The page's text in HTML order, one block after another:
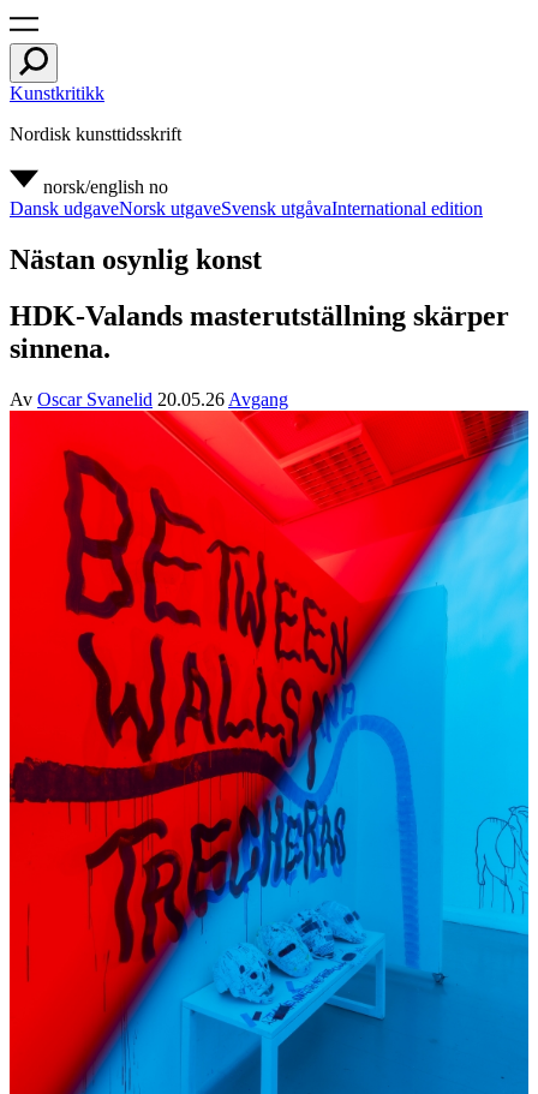
Kunstkritikk
Nordisk kunsttidsskrift
norsk/english no
Dansk udgaveNorsk utgaveSvensk utgåvaInternational edition
Nästan osynlig konst
HDK-Valands masterutställning skärper
sinnena.
Av Oscar Svanelid 20.05.26 Avgang